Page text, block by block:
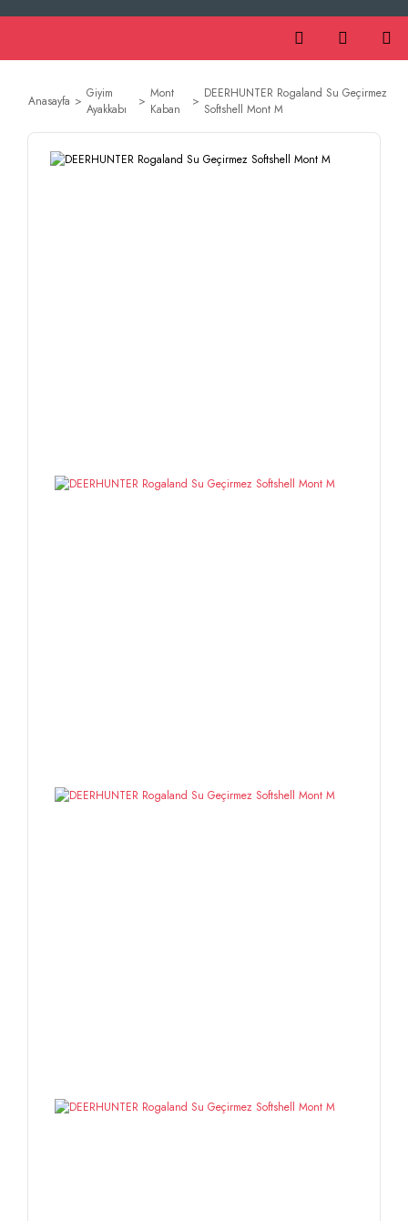
Anasayfa
Giyim
Ayakkabı
Mont
Kaban
DEERHUNTER Rogaland Su Geçirmez
Softshell Mont M